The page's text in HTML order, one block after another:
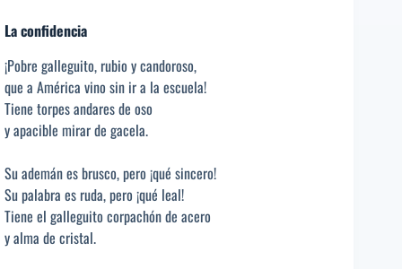
La confidencia
¡Pobre galleguito, rubio y candoroso,
que a América vino sin ir a la escuela!
Tiene torpes andares de oso
y apacible mirar de gacela.
Su ademán es brusco, pero ¡qué sincero!
Su palabra es ruda, pero ¡qué leal!
Tiene el galleguito corpachón de acero
y alma de cristal.